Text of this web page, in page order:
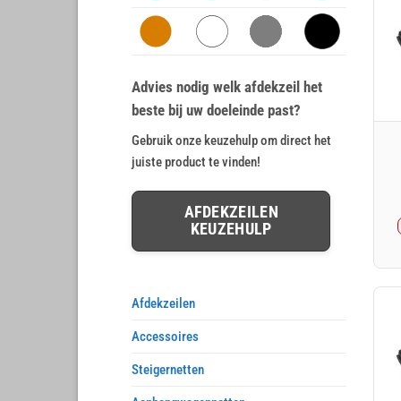
Advies nodig welk afdekzeil het
beste bij uw doeleinde past?
Gebruik onze keuzehulp om direct het
juiste product te vinden!
AFDEKZEILEN
KEUZEHULP
Afdekzeilen
Accessoires
Steigernetten